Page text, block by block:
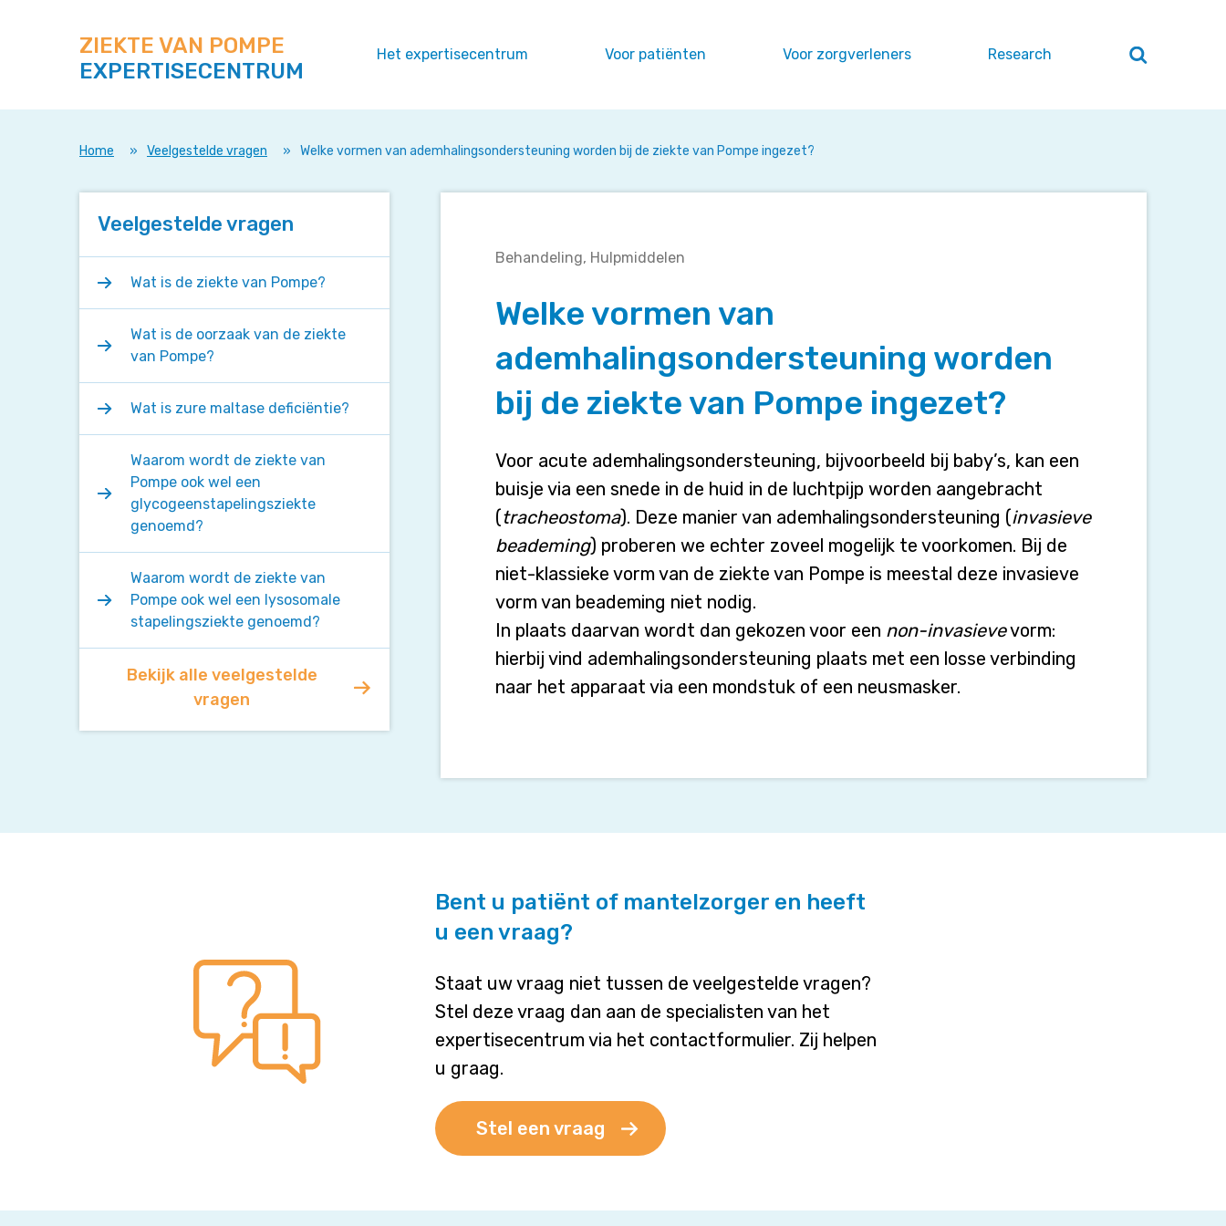
naar
content
deze
site
ZIEKTE VAN POMPE
EXPERTISECENTRUM
Het expertisecentrum Voor patiënten Voor zorgverleners Research Zoeken
sluiten
Home » Veelgestelde vragen » Welke vormen van ademhalingsondersteuning worden bij de ziekte van Pompe ingezet?
Welke
van
ademhalingsondersteuning
worden
bij
de
ziekte
Pompe
Behandeling Hulpmiddelen
Welke vormen van
ademhalingsondersteuning worden
bij de ziekte van Pompe ingezet?
Voor acute ademhalingsondersteuning, bijvoorbeeld bij baby’s, kan een
buisje via een snede in de huid in de luchtpijp worden aangebracht
(tracheostoma). Deze manier van ademhalingsondersteuning (invasieve
beademing) proberen we echter zoveel mogelijk te voorkomen. Bij de
niet-klassieke vorm van de ziekte van Pompe is meestal deze invasieve
vorm van beademing niet nodig.
In plaats daarvan wordt dan gekozen voor een non-invasievevorm:
hierbij vind ademhalingsondersteuning plaats met een losse verbinding
naar het apparaat via een mondstuk of een neusmasker.
Veelgestelde vragen
Wat is de ziekte van Pompe?
Wat is de oorzaak van de ziekte
van Pompe?
Wat is zure maltase deficiëntie?
Waarom wordt de ziekte van
Pompe ook wel een
glycogeenstapelingsziekte
genoemd?
Waarom wordt de ziekte van
Pompe ook wel een lysosomale
stapelingsziekte genoemd?
Bekijk alle veelgestelde
vragen
Bent u patiënt of mantelzorger en heeft
u een vraag?
Staat uw vraag niet tussen de veelgestelde vragen?
Stel deze vraag dan aan de specialisten van het
expertisecentrum via het contactformulier. Zij helpen
u graag.
Stel een vraag